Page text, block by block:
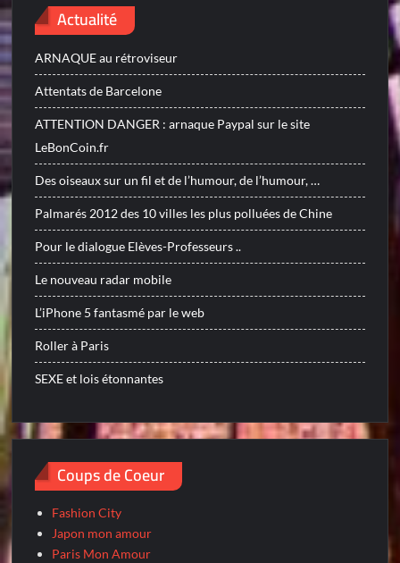
Actualité
ARNAQUE au rétroviseur
Attentats de Barcelone
ATTENTION DANGER : arnaque Paypal sur le site
LeBonCoin.fr
Des oiseaux sur un fil et de l’humour, de l’humour, …
Palmarés 2012 des 10 villes les plus polluées de Chine
Pour le dialogue Elèves-Professeurs ..
Le nouveau radar mobile
L’iPhone 5 fantasmé par le web
Roller à Paris
SEXE et lois étonnantes
Coups de Coeur
Fashion City
Japon mon amour
Paris Mon Amour